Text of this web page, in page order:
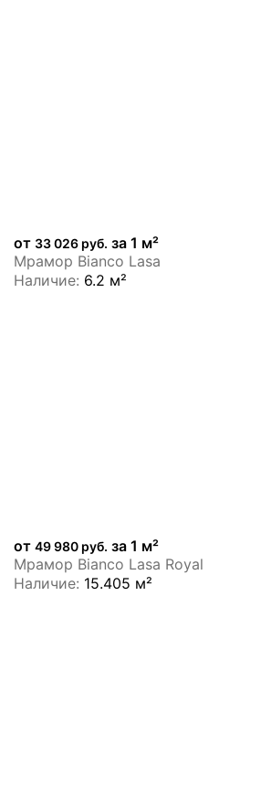
от 33 026 руб. за 1 м²
Мрамор Bianco Lasa
Наличие: 6.2 м²
от 49 980 руб. за 1 м²
Мрамор Bianco Lasa Royal
Наличие: 15.405 м²